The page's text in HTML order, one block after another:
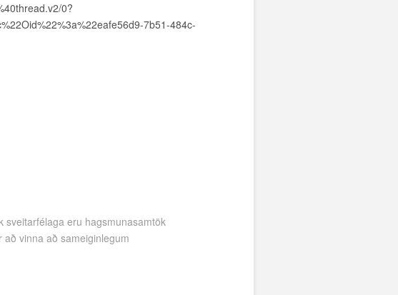
0?
7b51-484c-
sveitarfélaga eru hagsmunasamtök
vinna að sameiginlegum